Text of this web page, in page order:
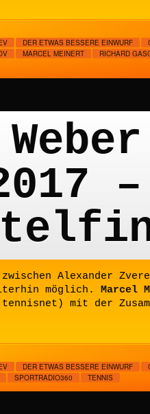
DER ETWAS BESSERE EINWURF
MARCEL MEINERT
RICHARD
–
Alexander
möglich. Marcel
mit der
DER ETWAS BESSERE EINWURF
SPORTRADIO360 TENNIS